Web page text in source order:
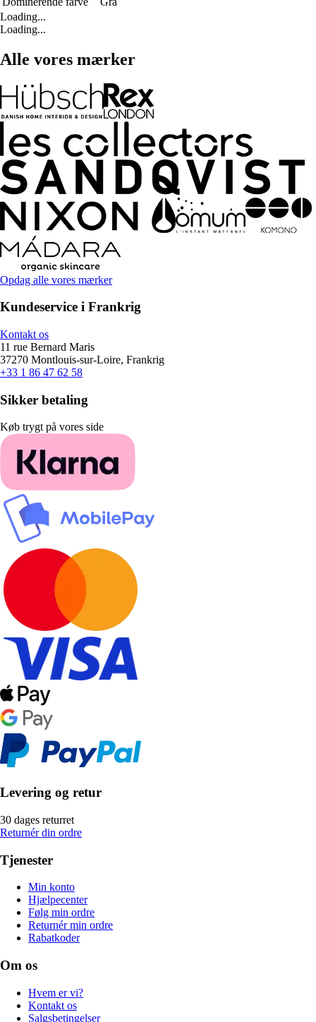
Loading...
Loading...
Alle vores mærker
Opdag alle vores mærker
Kundeservice i Frankrig
Kontakt os
11 rue Bernard Maris
37270 Montlouis-sur-Loire, Frankrig
+33 1 86 47 62 58
Sikker betaling
Køb trygt på vores side
Levering og retur
30 dages returret
Returnér din ordre
Tjenester
Min konto
Hjælpecenter
Følg min ordre
Returnér min ordre
Rabatkoder
Om os
Hvem er vi?
Kontakt os
Salgsbetingelser